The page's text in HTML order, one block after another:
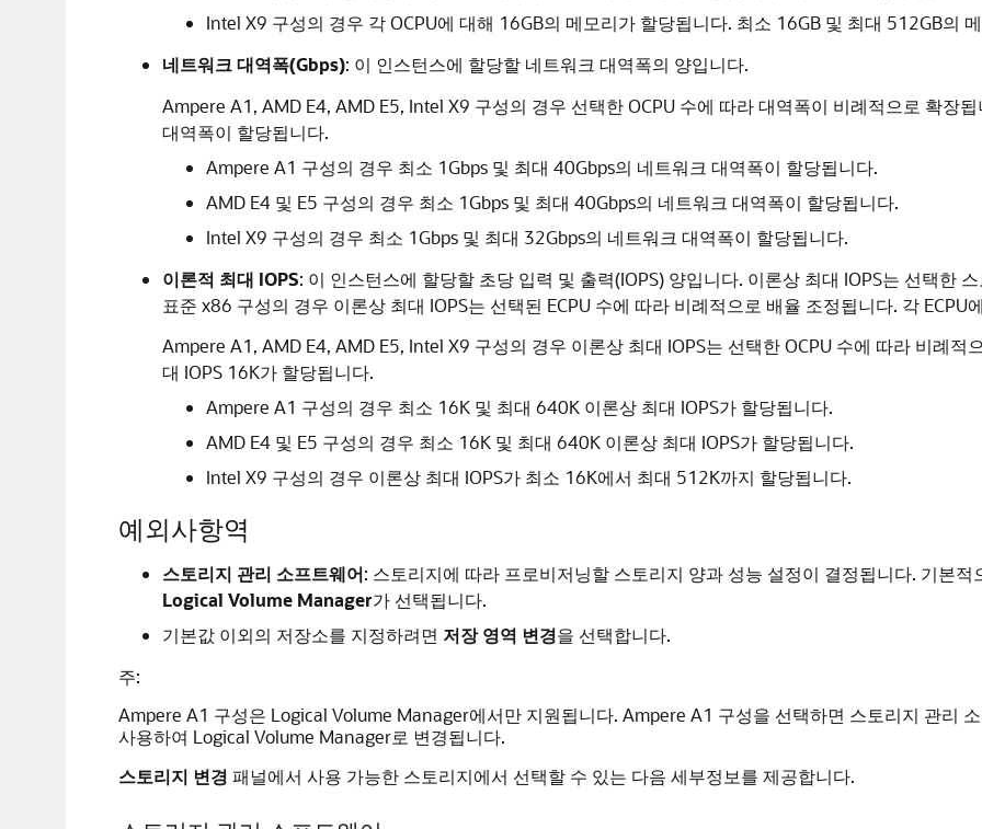
Intel X9 구성의 경우 각 OCPU에 대해 16GB의 메모리가 할당됩니다. 최소 16GB 및 최대 512GB의
네트워크 대역폭(Gbps): 이 인스턴스에 할당할 네트워크 대역폭의 양입니다.
Ampere A1, AMD E4, AMD E5, Intel X9 구성의 경우 선택한 OCPU 수에 따라 대역폭이 비례적으로 확장
대역폭이 할당됩니다.
Ampere A1 구성의 경우 최소 1Gbps 및 최대 40Gbps의 네트워크 대역폭이 할당됩니다.
AMD E4 및 E5 구성의 경우 최소 1Gbps 및 최대 40Gbps의 네트워크 대역폭이 할당됩니다.
Intel X9 구성의 경우 최소 1Gbps 및 최대 32Gbps의 네트워크 대역폭이 할당됩니다.
이론적 최대 IOPS: 이 인스턴스에 할당할 초당 입력 및 출력(IOPS) 양입니다. 이론상 최대 IOPS는 선택한
표준 x86 구성의 경우 이론상 최대 IOPS는 선택된 ECPU 수에 따라 비례적으로 배율 조정됩니다. 각 ECPU
Ampere A1, AMD E4, AMD E5, Intel X9 구성의 경우 이론상 최대 IOPS는 선택한 OCPU 수에 따라 비례적
대 IOPS 16K가 할당됩니다.
Ampere A1 구성의 경우 최소 16K 및 최대 640K 이론상 최대 IOPS가 할당됩니다.
AMD E4 및 E5 구성의 경우 최소 16K 및 최대 640K 이론상 최대 IOPS가 할당됩니다.
Intel X9 구성의 경우 이론상 최대 IOPS가 최소 16K에서 최대 512K까지 할당됩니다.
예외사항역
스토리지 관리 소프트웨어: 스토리지에 따라 프로비저닝할 스토리지 양과 성능 설정이 결정됩니다. 기본적
Logical Volume Manager가 선택됩니다.
기본값 이외의 저장소를 지정하려면 저장 영역 변경을 선택합니다.
주:
Ampere A1 구성은 Logical Volume Manager에서만 지원됩니다. Ampere A1 구성을 선택하면 스토리지 관리
사용하여 Logical Volume Manager로 변경됩니다.
스토리지 변경 패널에서 사용 가능한 스토리지에서 선택할 수 있는 다음 세부정보를 제공합니다.